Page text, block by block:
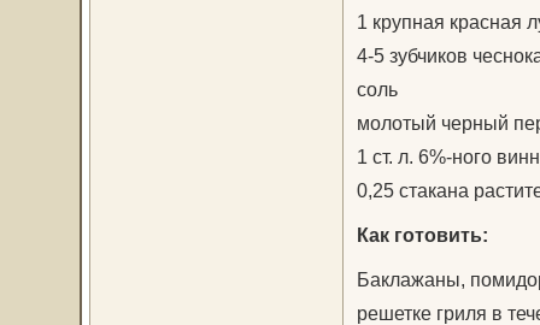
1 крупная красная
4-5 зубчиков
соль
молотый черный
1 ст. л. 6%-ного
0,25 стакана
Как готовить:
Баклажаны,
решетке гриля в